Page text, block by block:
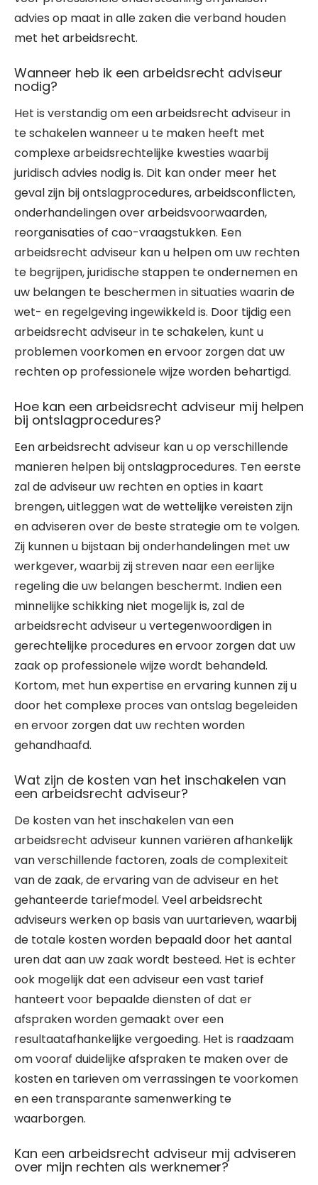
advies op maat in alle zaken die verband houden
met het arbeidsrecht.
Wanneer heb ik een arbeidsrecht adviseur
nodig?
Het is verstandig om een arbeidsrecht adviseur in
te schakelen wanneer u te maken heeft met
complexe arbeidsrechtelijke kwesties waarbij
juridisch advies nodig is. Dit kan onder meer het
geval zijn bij ontslagprocedures, arbeidsconflicten,
onderhandelingen over arbeidsvoorwaarden,
reorganisaties of cao-vraagstukken. Een
arbeidsrecht adviseur kan u helpen om uw rechten
te begrijpen, juridische stappen te ondernemen en
uw belangen te beschermen in situaties waarin de
wet- en regelgeving ingewikkeld is. Door tijdig een
arbeidsrecht adviseur in te schakelen, kunt u
problemen voorkomen en ervoor zorgen dat uw
rechten op professionele wijze worden behartigd.
Hoe kan een arbeidsrecht adviseur mij helpen
bij ontslagprocedures?
Een arbeidsrecht adviseur kan u op verschillende
manieren helpen bij ontslagprocedures. Ten eerste
zal de adviseur uw rechten en opties in kaart
brengen, uitleggen wat de wettelijke vereisten zijn
en adviseren over de beste strategie om te volgen.
Zij kunnen u bijstaan bij onderhandelingen met uw
werkgever, waarbij zij streven naar een eerlijke
regeling die uw belangen beschermt. Indien een
minnelijke schikking niet mogelijk is, zal de
arbeidsrecht adviseur u vertegenwoordigen in
gerechtelijke procedures en ervoor zorgen dat uw
zaak op professionele wijze wordt behandeld.
Kortom, met hun expertise en ervaring kunnen zij u
door het complexe proces van ontslag begeleiden
en ervoor zorgen dat uw rechten worden
gehandhaafd.
Wat zijn de kosten van het inschakelen van
een arbeidsrecht adviseur?
De kosten van het inschakelen van een
arbeidsrecht adviseur kunnen variëren afhankelijk
van verschillende factoren, zoals de complexiteit
van de zaak, de ervaring van de adviseur en het
gehanteerde tariefmodel. Veel arbeidsrecht
adviseurs werken op basis van uurtarieven, waarbij
de totale kosten worden bepaald door het aantal
uren dat aan uw zaak wordt besteed. Het is echter
ook mogelijk dat een adviseur een vast tarief
hanteert voor bepaalde diensten of dat er
afspraken worden gemaakt over een
resultaatafhankelijke vergoeding. Het is raadzaam
om vooraf duidelijke afspraken te maken over de
kosten en tarieven om verrassingen te voorkomen
en een transparante samenwerking te
waarborgen.
Kan een arbeidsrecht adviseur mij adviseren
over mijn rechten als werknemer?